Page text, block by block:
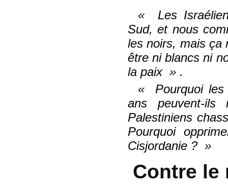
Les
Sud, et nous
les noirs, mais ça
être ni blancs ni
la paix
.
Pourquoi les
ans peuvent-ils
Palestiniens
Pourquoi
Cisjordanie ?
Contre le